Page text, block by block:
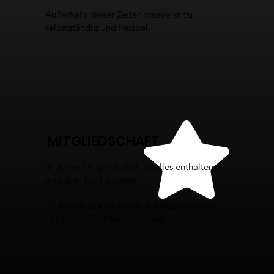
Außerhalb dieser Zeiten trainierst du
MITGLIEDSCHAFT
In deiner Mitgliedschaft ist alles enthalten,